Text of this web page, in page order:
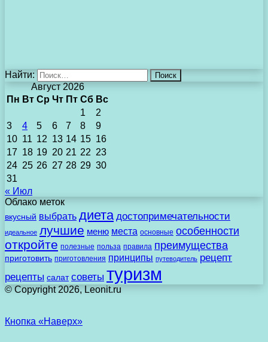
Найти:
Август 2026
Пн Вт Ср Чт Пт Сб Вс
1
2
3
4 5 6 7 8
9
10 11 12 13 14 15 16
17 18 19 20 21 22 23
24 25 26 27 28 29 30
31
« Июл
Облако меток
вкусный выбрать диета достопримечательности
идеальное лучшие меню места основные особенности
откройте полезные польза правила преимущества
приготовить приготовления принципы путеводитель рецепт
рецепты салат советы туризм
© Copyright 2026, Leonit.ru
Кнопка «Наверх»